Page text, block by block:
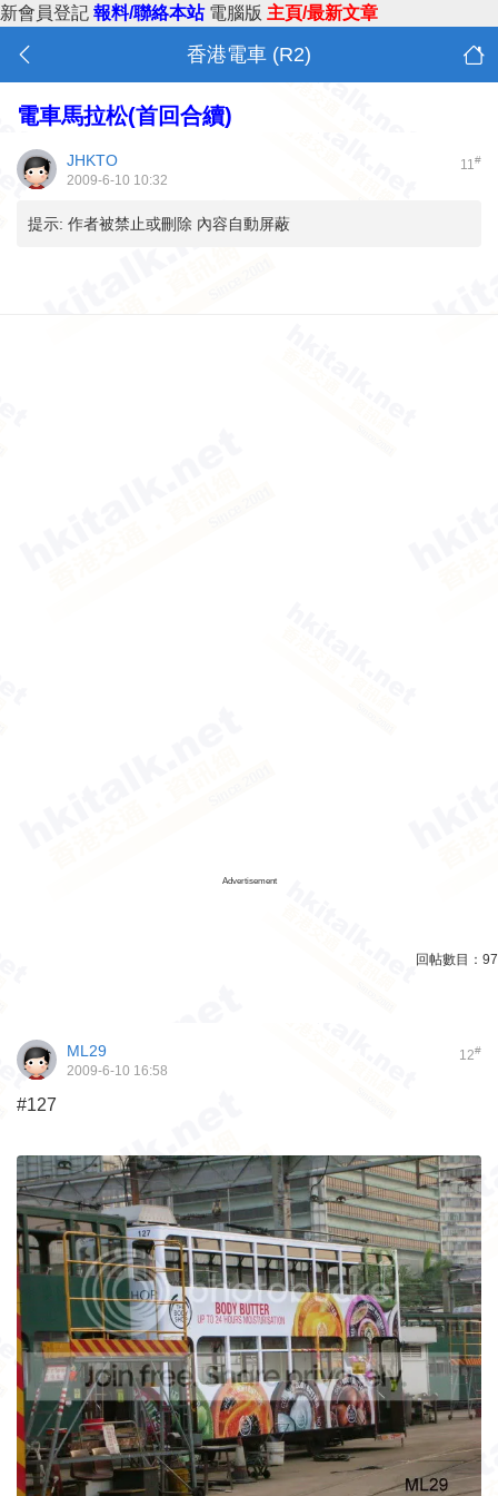
新會員登記 報料/聯絡本站 電腦版 主頁/最新文章
香港電車 (R2)
電車馬拉松(首回合續)
11#
JHKTO
2009-6-10 10:32
提示: 作者被禁止或刪除 內容自動屏蔽
Advertisement
回帖數目： 97
12#
ML29
2009-6-10 16:58
#127